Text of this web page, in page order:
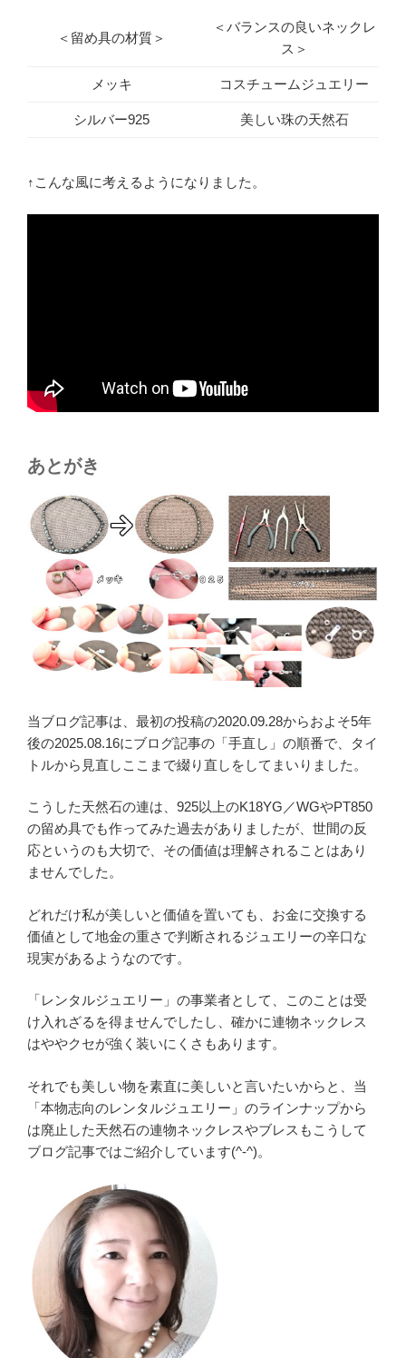
＜留め具の材質＞
＜バランスの良いネックレ
ス＞
メッキ コスチュームジュエリー
シルバー925 美しい珠の天然石
↑こんな風に考えるようになりました。
あとがき
当ブログ記事は、最初の投稿の2020.09.28からおよそ5年
後の2025.08.16にブログ記事の「手直し」の順番で、タイ
トルから見直しここまで綴り直しをしてまいりました。
こうした天然石の連は、925以上のK18YG／WGやPT850
の留め具でも作ってみた過去がありましたが、世間の反
応というのも大切で、その価値は理解されることはあり
ませんでした。
どれだけ私が美しいと価値を置いても、お金に交換する
価値として地金の重さで判断されるジュエリーの辛口な
現実があるようなのです。
「レンタルジュエリー」の事業者として、このことは受
け入れざるを得ませんでしたし、確かに連物ネックレス
はややクセが強く装いにくさもあります。
それでも美しい物を素直に美しいと言いたいからと、当
「本物志向のレンタルジュエリー」のラインナップから
は廃止した天然石の連物ネックレスやブレスもこうして
ブログ記事ではご紹介しています(^-^)。